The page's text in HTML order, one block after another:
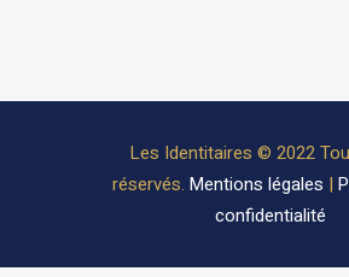
Les Identitaires © 2022
réservés. Mentions légales |
confidentialité